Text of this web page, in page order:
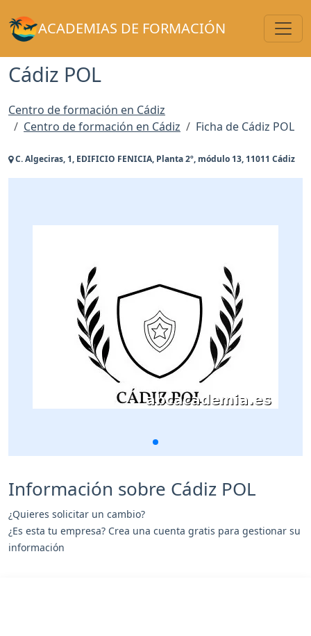
ACADEMIAS DE FORMACIÓN
Cádiz POL
Centro de formación en Cádiz
Centro de formación en Cádiz
Ficha de Cádiz POL
C. Algeciras, 1, EDIFICIO FENICIA, Planta 2º, módulo 13, 11011 Cádiz
Información sobre Cádiz POL
¿Quieres solicitar un cambio?
¿Es esta tu empresa? Crea una cuenta gratis para gestionar su
información